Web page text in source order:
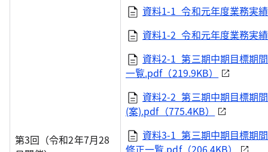
第3回（令和2年7月28
資料1-1_令和元年度業務実
資料1-2_令和元年度業務実
資料2-1_第三期中期目標期
一覧.pdf（219.9KB）
資料2-2_第三期中期目標期
(案).pdf（775.4KB）
資料3-1_第三期中期目標期
修正一覧.pdf（206.4KB）